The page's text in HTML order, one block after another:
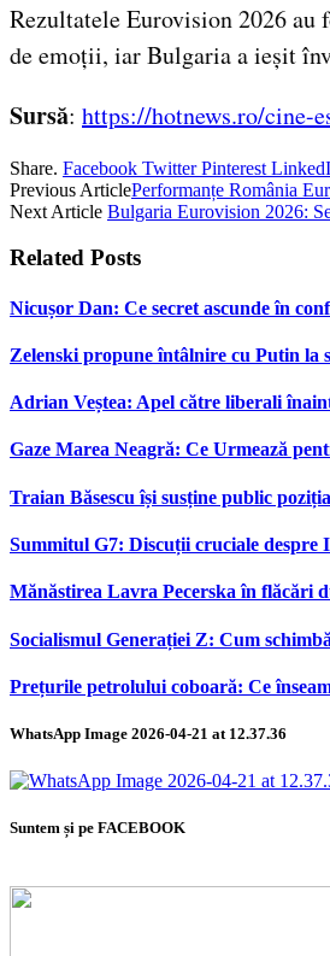
Rezultatele Eurovision 2026 au
de emoții, iar Bulgaria a ieșit
Sursă: https://hotnews.ro/cine-
Share. Facebook Twitter Pinterest
Previous ArticlePerformanțe România
Next Article Bulgaria Eurovision 2026:
Related Posts
Nicușor Dan: Ce secret ascunde în
Zelenski propune întâlnire cu Putin la
Adrian Veștea: Apel către liberali
Gaze Marea Neagră: Ce Urmează
Traian Băsescu își susține public
Summitul G7: Discuții cruciale despre
Mănăstirea Lavra Pecerska în flăcări
Socialismul Generației Z: Cum
Prețurile petrolului coboară: Ce
WhatsApp Image 2026-04-21 at 12.37.36
Suntem și pe FACEBOOK